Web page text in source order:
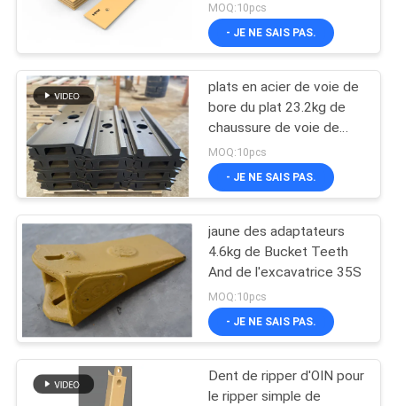
NOUVELLES
DEMANDEZ
UNE
CITATION
PLAN
SITE
PRIVACY
POLICY
Plat de chaussure
de voie
Dents et
adaptateurs de
seau
32
3
MOQ:10pcs
- JE NE SAIS PAS.
plats en acier de voie de
bore du plat 23.2kg de
chaussure de voie de
râleur du double 963D
MOQ:10pcs
- JE NE SAIS PAS.
jaune des adaptateurs
4.6kg de Bucket Teeth
And de l'excavatrice 35S
MOQ:10pcs
- JE NE SAIS PAS.
Dent de ripper d'OIN pour
le ripper simple de